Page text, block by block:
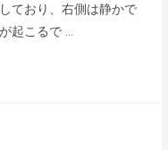
ており、右側は静かで
起こるで …